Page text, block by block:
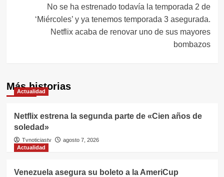
No se ha estrenado todavía la temporada 2 de
‘Miércoles’ y ya tenemos temporada 3 asegurada.
Netflix acaba de renovar uno de sus mayores
bombazos
Más historias
Actualidad
Netflix estrena la segunda parte de «Cien años de
soledad»
Tvnoticiastv
agosto 7, 2026
Actualidad
Venezuela asegura su boleto a la AmeriCup